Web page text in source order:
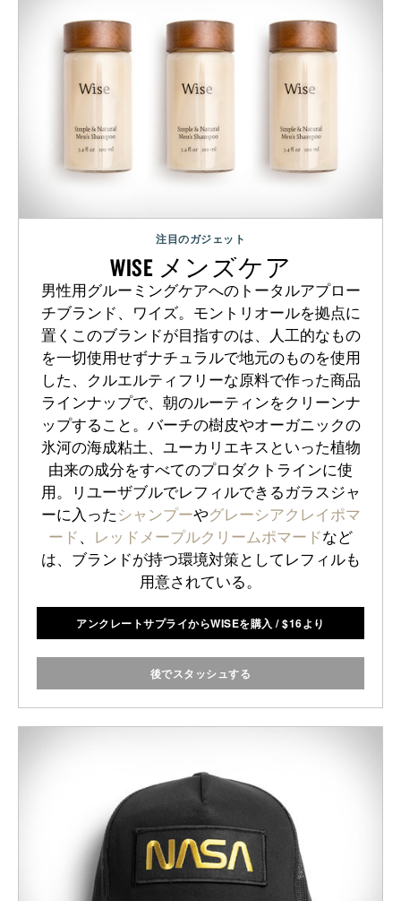
注目のガジェット
WISE メンズケア
男性用グルーミングケアへのトータルアプロー
チブランド、ワイズ。モントリオールを拠点に
置くこのブランドが目指すのは、人工的なもの
を一切使用せずナチュラルで地元のものを使用
した、クルエルティフリーな原料で作った商品
ラインナップで、朝のルーティンをクリーンナ
ップすること。バーチの樹皮やオーガニックの
氷河の海成粘土、ユーカリエキスといった植物
由来の成分をすべてのプロダクトラインに使
用。リユーザブルでレフィルできるガラスジャ
ーに入った シャンプーやグレーシアクレイポマ
ード 、 レッドメープルクリームポマードなど
は、ブランドが持つ環境対策としてレフィルも
用意されている。
アンクレートサプライからWISEを購入 /$16より
後でスタッシュする